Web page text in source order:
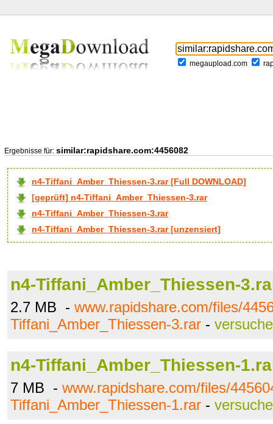
megaupload.com
Ergebnisse für: similar:rapidshare.com:4456082
n4-Tiffani_Amber_Thiessen-3.rar [Full DOWNLOAD]
[geprüft] n4-Tiffani_Amber_Thiessen-3.rar
n4-Tiffani_Amber_Thiessen-3.rar
n4-Tiffani_Amber_Thiessen-3.rar [unzensiert]
n4-Tiffani_Amber_Thiessen-
2.7 MB - www.rapidshare.com/files/
Tiffani_Amber_Thiessen-3.rar -
n4-Tiffani_Amber_Thiessen-
7 MB - www.rapidshare.com/files/
Tiffani_Amber_Thiessen-1.rar -